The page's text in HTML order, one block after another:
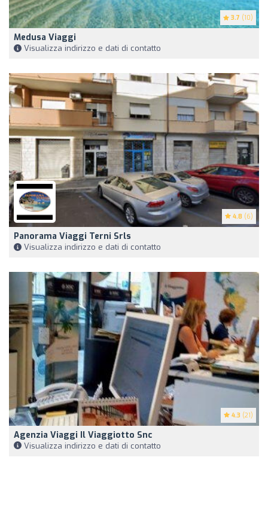
3.7 (10)
Medusa Viaggi
Visualizza indirizzo e dati di contatto
4.8 (6)
Panorama Viaggi Terni Srls
Visualizza indirizzo e dati di contatto
4.3 (21)
Agenzia Viaggi Il Viaggiotto Snc
Visualizza indirizzo e dati di contatto